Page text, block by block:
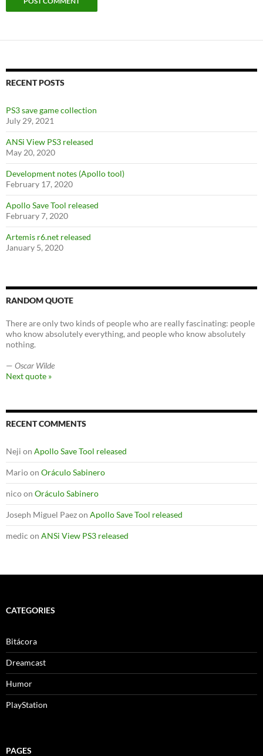
RECENT POSTS
PS3 save game collection
July 29, 2021
ANSi View PS3 released
May 20, 2020
Development notes (Apollo tool)
February 17, 2020
Apollo Save Tool released
February 7, 2020
Artemis r6.net released
January 5, 2020
RANDOM QUOTE
There are only two kinds of people who are really fascinating: people
who know absolutely everything, and people who know absolutely
nothing.
— Oscar Wilde
Next quote »
RECENT COMMENTS
Neji on Apollo Save Tool released
Marioon Oráculo Sabinero
nicoon Oráculo Sabinero
Joseph Miguel Paezon Apollo Save Tool released
medic on ANSi View PS3 released
CATEGORIES
Bitácora
Dreamcast
Humor
PlayStation
PAGES